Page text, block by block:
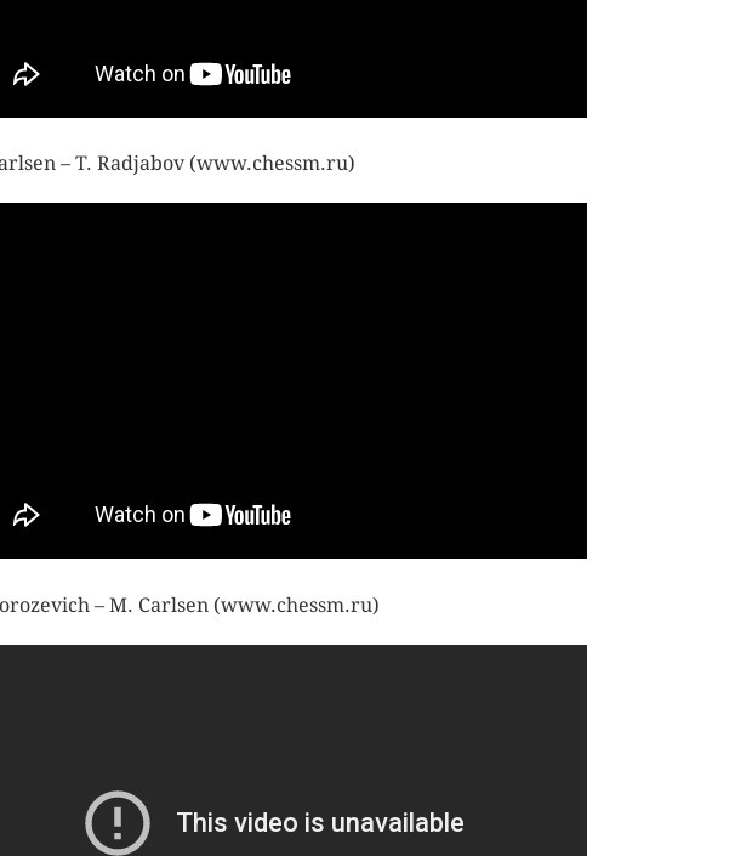
– T. Radjabov (www.chessm.ru)
– M. Carlsen (www.chessm.ru)